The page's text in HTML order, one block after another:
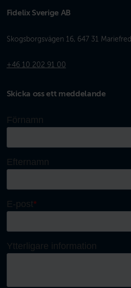
Fidelix Sverige AB
Skogsborgsvägen 16, 647 31 Mariefred
+46 10 202 91 00
Skicka oss ett meddelande